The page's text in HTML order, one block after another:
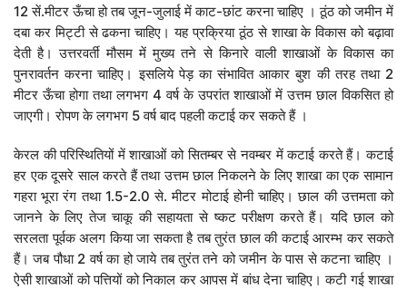
12 सें.मीटर ऊँचा हो तब जून-जुलाई में काट-छांट करना चाहिए । ठूंठ को जमीन में
दबा कर मिट्टी से ढकना चाहिए। यह प्रक्रिया ठूंठ से शाखा के विकास को बढ़ावा
देती है। उत्तरवर्ती मौसम में मुख्य तने से किनारे वाली शाखाओं के विकास का
पुनरावर्तन करना चाहिए। इसलिये पेड़ का संभावित आकार बुश की तरह तथा 2
मीटर ऊँचा होगा तथा लगभग 4 वर्ष के उपरांत शाखाओं में उत्तम छाल विकसित हो
जाएगी। रोपण के लगभग 5 वर्ष बाद पहली कटाई कर सकते हैं ।
केरल की परिस्थितियों में शाखाओं को सितम्बर से नवम्बर में कटाई करते हैं। कटाई
हर एक दूसरे साल करते हैं तथा उत्तम छाल निकलने के लिए शाखा का एक सामान
गहरा भूरा रंग तथा 1.5-2.0 से. मीटर मोटाई होनी चाहिए। छाल की उत्तमता को
जानने के लिए तेज चाकू की सहायता से ष्कट परीक्षण करते हैं। यदि छाल को
सरलता पूर्वक अलग किया जा सकता है तब तुरंत छाल की कटाई आरम्भ कर सकते
हैं। जब पौधा 2 वर्ष का हो जाये तब तुरंत तने को जमीन के पास से कटना चाहिए ।
ऐसी शाखाओं को पत्तियों को निकाल कर आपस में बांध देना चाहिए। कटी गई शाखा